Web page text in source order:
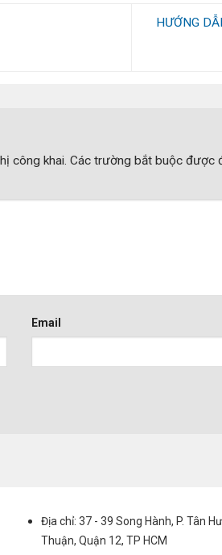
HƯỚNG
công khai. Các trường bắt buộc được
Email
Địa chỉ: 37 - 39 Song Hành, P. Tân
Thuận, Quận 12, TP HCM